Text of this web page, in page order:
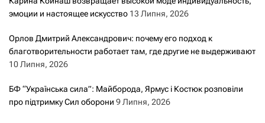
эмоции и настоящее искусство 13 Липня, 2026
Орлов Дмитрий Александрович: почему его подход к
благотворительности работает там, где другие не выдерживают
10 Липня, 2026
БФ “Українська сила”: Майборода, Ярмус і Костюк розповіли
про підтримку Сил оборони 9 Липня, 2026